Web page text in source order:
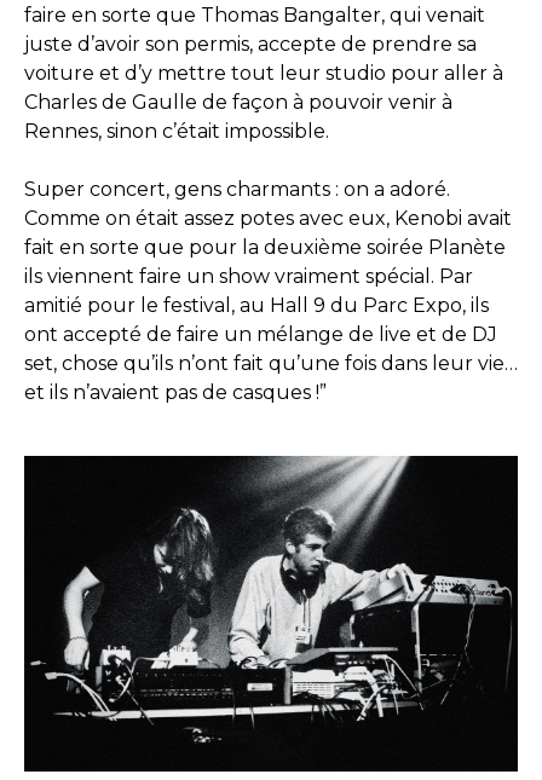
faire en sorte que Thomas Bangalter, qui venait
juste d’avoir son permis, accepte de prendre sa
voiture et d’y mettre tout leur studio pour aller à
Charles de Gaulle de façon à pouvoir venir à
Rennes, sinon c’était impossible.
Super concert, gens charmants : on a adoré.
Comme on était assez potes avec eux, Kenobi avait
fait en sorte que pour la deuxième soirée Planète
ils viennent faire un show vraiment spécial. Par
amitié pour le festival, au Hall 9 du Parc Expo, ils
ont accepté de faire un mélange de live et de DJ
set, chose qu’ils n’ont fait qu’une fois dans leur vie…
et ils n’avaient pas de casques !”